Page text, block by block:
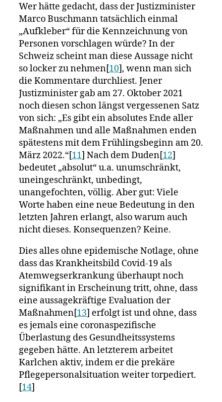
Wer hätte gedacht, dass der Justizminister
Marco Buschmann tatsächlich einmal
„Aufkleber“ für die Kennzeichnung von
Personen vorschlagen würde? In der
Schweiz scheint man diese Aussage nicht
so locker zu nehmen[10], wenn man sich
die Kommentare durchliest. Jener
Justizminister gab am 27. Oktober 2021
noch diesen schon längst vergessenen Satz
von sich: „Es gibt ein absolutes Ende aller
Maßnahmen und alle Maßnahmen enden
spätestens mit dem Frühlingsbeginn am 20.
März 2022.“[11] Nach dem Duden[12]
bedeutet „absolut“ u.a. unumschränkt,
uneingeschränkt, unbedingt,
unangefochten, völlig. Aber gut: Viele
Worte haben eine neue Bedeutung in den
letzten Jahren erlangt, also warum auch
nicht dieses. Konsequenzen? Keine.
Dies alles ohne epidemische Notlage, ohne
dass das Krankheitsbild Covid-19 als
Atemwegserkrankung überhaupt noch
signifikant in Erscheinung tritt, ohne, dass
eine aussagekräftige Evaluation der
Maßnahmen[13] erfolgt ist und ohne, dass
es jemals eine coronaspezifische
Überlastung des Gesundheitssystems
gegeben hätte. An letzterem arbeitet
Karlchen aktiv, indem er die prekäre
Pflegepersonalsituation weiter torpediert.
[14]